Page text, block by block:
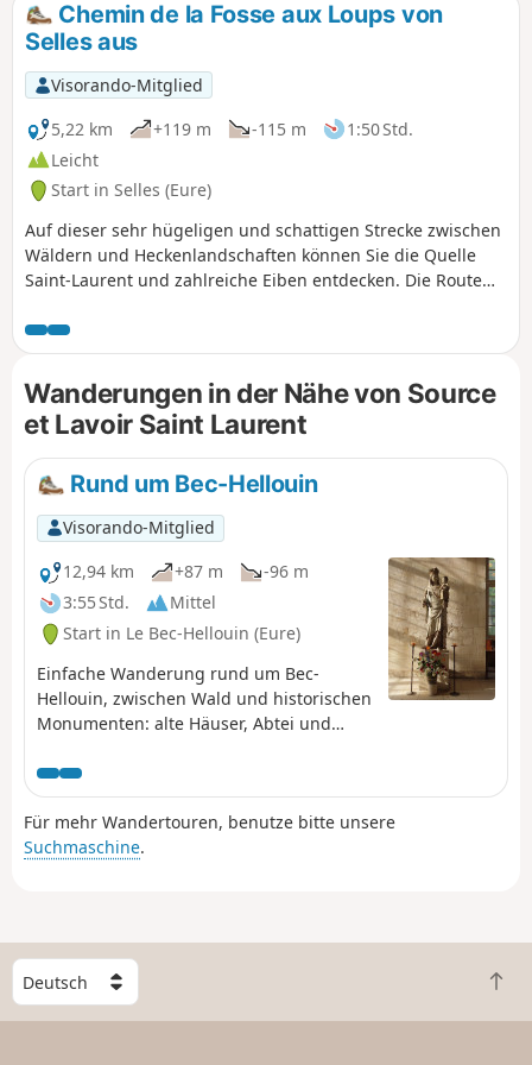
Chemin de la Fosse aux Loups von
Selles aus
Visorando-Mitglied
5,22 km
+119 m -115 m
1:50 Std.
Leicht
Start in Selles (Eure)
Auf dieser sehr hügeligen und schattigen Strecke zwischen
Wäldern und Heckenlandschaften können Sie die Quelle
Saint-Laurent und zahlreiche Eiben entdecken. Die Route
dem Sie vertrauen können.
Wanderungen in der Nähe von Source
et Lavoir Saint Laurent
Rund um Bec-Hellouin
Visorando-Mitglied
12,94 km
+87 m
-96 m
3:55 Std.
Mittel
Start in Le Bec-Hellouin (Eure)
Einfache Wanderung rund um Bec-
Hellouin, zwischen Wald und historischen
Monumenten: alte Häuser, Abtei und
Für mehr Wandertouren, benutze bitte unsere
Suchmaschine.
W
ä
h
Z
u